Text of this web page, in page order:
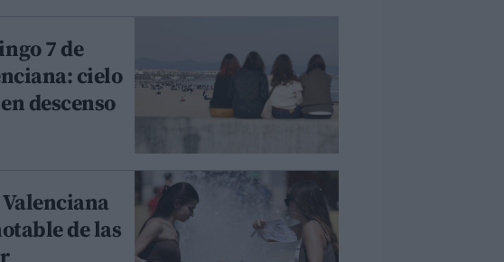
7 de
cielo
descenso
de las